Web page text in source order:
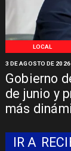
LOCAL
Gobierno
de junio y
más
3 DE AGOSTO DE 2026
IR A